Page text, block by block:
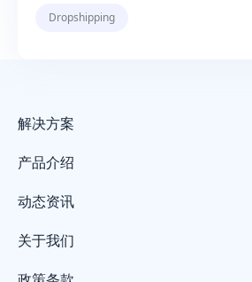
Dropshipping
解决方案
产品介绍
动态资讯
关于我们